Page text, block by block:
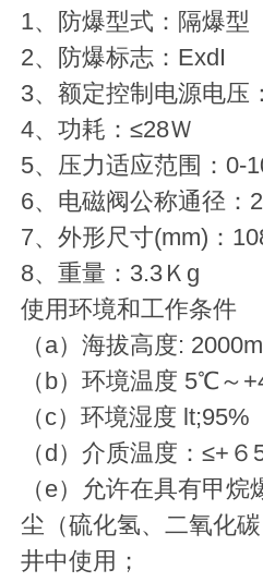
1、防爆型式：隔爆型
2、防爆标志：ExdI
3、额定控制电源电压
4、功耗：≤28Ｗ
5、压力适应范围：0-
6、电磁阀公称通径：
7、外形尺寸(mm)：
8、重量：3.3Ｋg
使用环境和工作条件
（a）海拔高度:
（b）环境温度 5℃～
（c）环境湿度
（d）介质温度：≤+
（e）允许在具有甲
尘（硫化氢、二氧化
井中使用；